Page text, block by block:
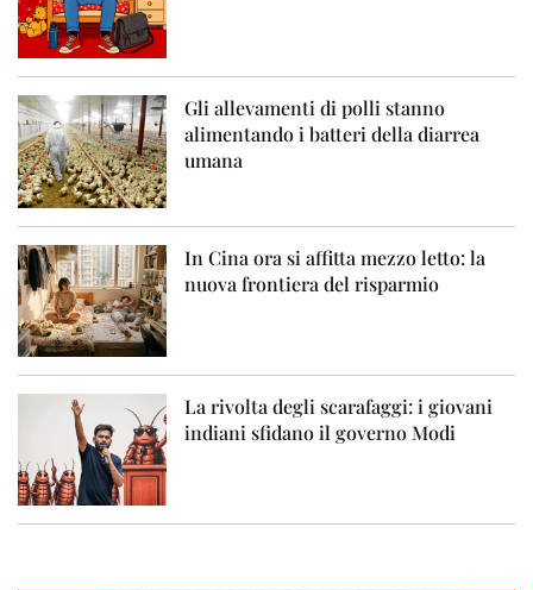
Gli allevamenti di polli stanno
alimentando i batteri della diarrea
umana
In Cina ora si affitta mezzo letto: la
nuova frontiera del risparmio
La rivolta degli scarafaggi: i giovani
indiani sfidano il governo Modi